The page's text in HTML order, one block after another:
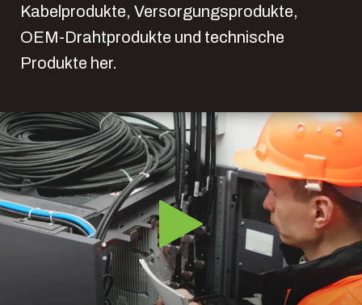
Kabelprodukte, Versorgungsprodukte,
OEM-Drahtprodukte und technische
Produkte her.